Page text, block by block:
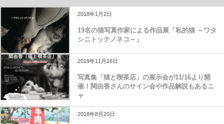
2018年1月2日
19名の猫写真作家による作品展「私的猫 ～ワタ
シニトッテノネコ～」
2019年11月16日
写真集「猫と喫茶店」の展示会が11/16より開
催！関由香さんのサイン会や作品解説もあるニ
ャ
2018年8月20日